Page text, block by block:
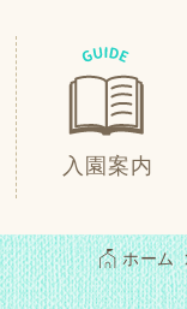
入園案内
ホーム